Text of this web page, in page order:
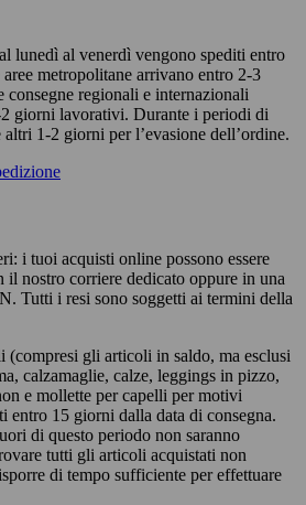
lunedì al venerdì vengono spediti entro
metropolitane arrivano entro 2-3
regionali e internazionali
giorni lavorativi. Durante i periodi di
1-2 giorni per l’evasione dell’ordine.
i tuoi acquisti online possono essere
il nostro corriere dedicato oppure in una
Tutti i resi sono soggetti ai termini della
(compresi gli articoli in saldo, ma esclusi
calzamaglie, calze, leggings in pizzo,
e mollette per capelli per motivi
entro 15 giorni dalla data di consegna.
di questo periodo non saranno
tutti gli articoli acquistati non
di tempo sufficiente per effettuare